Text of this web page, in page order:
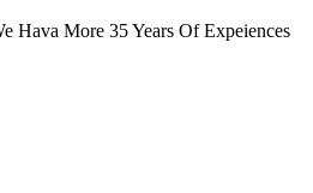
Hava More 35 Years Of Expeiences